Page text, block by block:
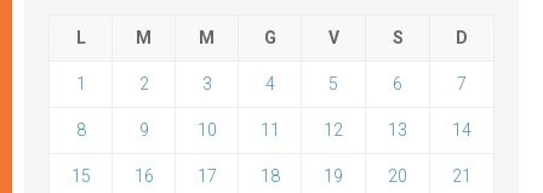
L M M G V S D
1 2 3 4 5 6 7
8 9 10 11 12 13 14
15 16 17 18 19 20 21